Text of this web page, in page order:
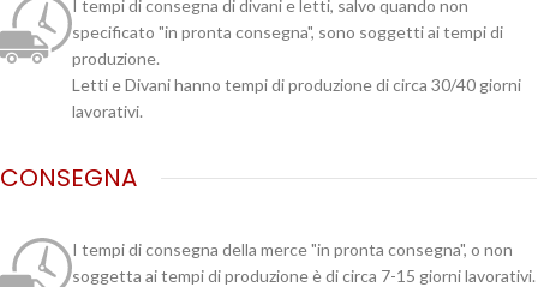
I tempi di consegna di divani e letti, salvo quando non
specificato "in pronta consegna", sono soggetti ai tempi di
produzione.
Letti e Divani hanno tempi di produzione di circa 30/40 giorni
lavorativi.
CONSEGNA
I tempi di consegna della merce "in pronta consegna", o non
soggetta ai tempi di produzione è di circa 7-15 giorni lavorativi.